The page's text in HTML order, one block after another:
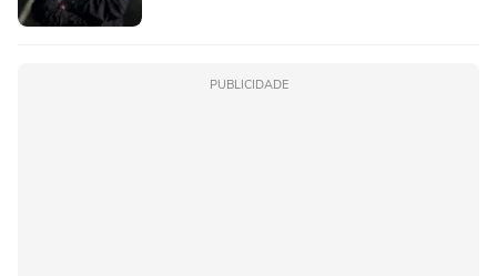
PUBLICIDADE